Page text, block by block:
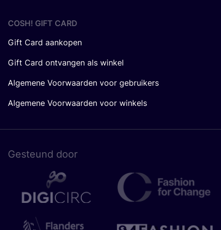
COSH! GIFT CARD
Gift Card aankopen
Gift Card ontvangen als winkel
Algemene Voorwaarden voor gebruikers
Algemene Voorwaarden voor winkels
Gesteund door